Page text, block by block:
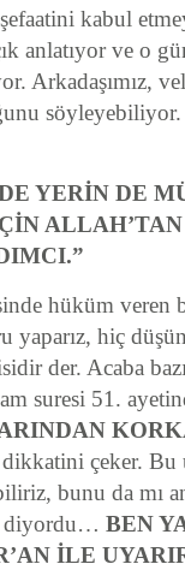
kabul
anlatıyor ve o
Arkadaşımız,
YERİN DE
hüküm veren
yaparız, hiç
der. Acaba
suresi 51.
çeker. Bu
bunu da mı
diyordu… BEN
İLE